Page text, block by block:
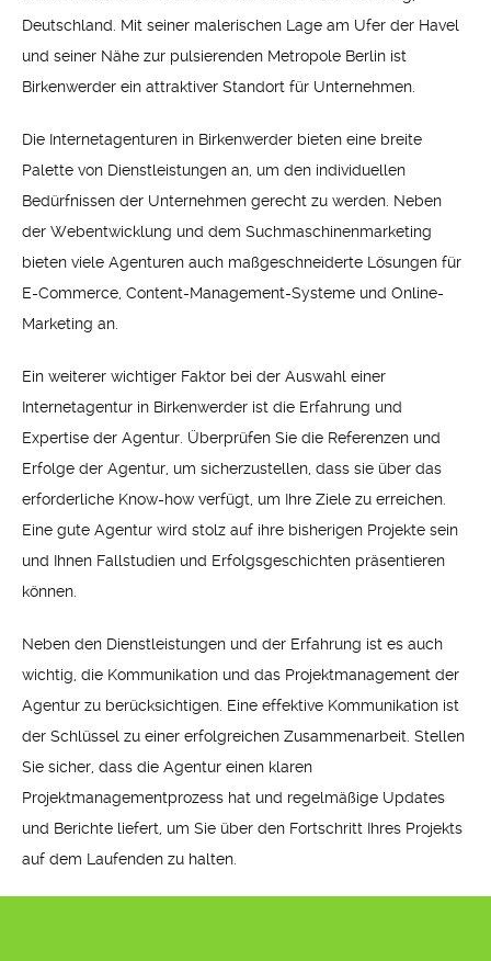
Deutschland. Mit seiner malerischen Lage am Ufer der Havel
und seiner Nähe zur pulsierenden Metropole Berlin ist
Birkenwerder ein attraktiver Standort für Unternehmen.
Die Internetagenturen in Birkenwerder bieten eine breite
Palette von Dienstleistungen an, um den individuellen
Bedürfnissen der Unternehmen gerecht zu werden. Neben
der Webentwicklung und dem Suchmaschinenmarketing
bieten viele Agenturen auch maßgeschneiderte Lösungen für
E-Commerce, Content-Management-Systeme und Online-
Marketing an.
Ein weiterer wichtiger Faktor bei der Auswahl einer
Internetagentur in Birkenwerder ist die Erfahrung und
Expertise der Agentur. Überprüfen Sie die Referenzen und
Erfolge der Agentur, um sicherzustellen, dass sie über das
erforderliche Know-how verfügt, um Ihre Ziele zu erreichen.
Eine gute Agentur wird stolz auf ihre bisherigen Projekte sein
und Ihnen Fallstudien und Erfolgsgeschichten präsentieren
können.
Neben den Dienstleistungen und der Erfahrung ist es auch
wichtig, die Kommunikation und das Projektmanagement der
Agentur zu berücksichtigen. Eine effektive Kommunikation ist
der Schlüssel zu einer erfolgreichen Zusammenarbeit. Stellen
Sie sicher, dass die Agentur einen klaren
Projektmanagementprozess hat und regelmäßige Updates
und Berichte liefert, um Sie über den Fortschritt Ihres Projekts
auf dem Laufenden zu halten.